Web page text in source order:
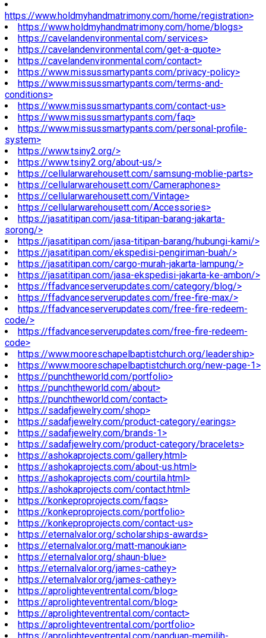
https://www.holdmyhandmatrimony.com/home/registration>
https://www.holdmyhandmatrimony.com/home/blogs>
https://cavelandenvironmental.com/services>
https://cavelandenvironmental.com/get-a-quote>
https://cavelandenvironmental.com/contact>
https://www.missussmartypants.com/privacy-policy>
https://www.missussmartypants.com/terms-and-
conditions>
https://www.missussmartypants.com/contact-us>
https://www.missussmartypants.com/faq>
https://www.missussmartypants.com/personal-profile-
system>
https://www.tsiny2.org/>
https://www.tsiny2.org/about-us/>
https://cellularwarehousett.com/samsung-moblie-parts>
https://cellularwarehousett.com/Cameraphones>
https://cellularwarehousett.com/Vintage>
https://cellularwarehousett.com/Accessories>
https://jasatitipan.com/jasa-titipan-barang-jakarta-
sorong/>
https://jasatitipan.com/jasa-titipan-barang/hubungi-kami/>
https://jasatitipan.com/ekspedisi-pengiriman-buah/>
https://jasatitipan.com/cargo-murah-jakarta-lampung/>
https://jasatitipan.com/jasa-ekspedisi-jakarta-ke-ambon/>
https://ffadvanceserverupdates.com/category/blog/>
https://ffadvanceserverupdates.com/free-fire-max/>
https://ffadvanceserverupdates.com/free-fire-redeem-
code/>
https://ffadvanceserverupdates.com/free-fire-redeem-
code>
https://www.mooreschapelbaptistchurch.org/leadership>
https://www.mooreschapelbaptistchurch.org/new-page-1>
https://punchtheworld.com/portfolio>
https://punchtheworld.com/about>
https://punchtheworld.com/contact>
https://sadafjewelry.com/shop>
https://sadafjewelry.com/product-category/earings>
https://sadafjewelry.com/brands-1>
https://sadafjewelry.com/product-category/bracelets>
https://ashokaprojects.com/gallery.html>
https://ashokaprojects.com/about-us.html>
https://ashokaprojects.com/courtila.html>
https://ashokaprojects.com/contact.html>
https://konkeproprojects.com/faqs>
https://konkeproprojects.com/portfolio>
https://konkeproprojects.com/contact-us>
https://eternalvalor.org/scholarships-awards>
https://eternalvalor.org/matt-manoukian>
https://eternalvalor.org/shaun-blue>
https://eternalvalor.org/james-cathey>
https://eternalvalor.org/james-cathey>
https://aprolighteventrental.com/blog>
https://aprolighteventrental.com/blog>
https://aprolighteventrental.com/contact>
https://aprolighteventrental.com/portfolio>